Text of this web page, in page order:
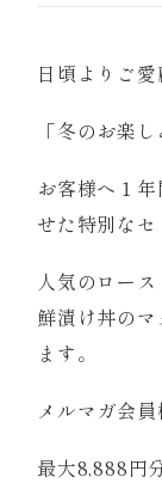
日頃よりご
「冬のお楽
お客様へ１
せた特別なセ
人気のロー
鮮漬け丼の
ます。
メルマガ会員
最大8,888円